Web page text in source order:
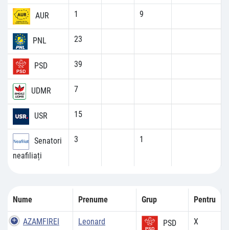
AUR 1 9
PNL 23
PSD 39
UDMR 7
USR 15
Senatori
neafiliați
3 1
Nume Prenume Grup Pentru
AZAMFIREI Leonard PSD X